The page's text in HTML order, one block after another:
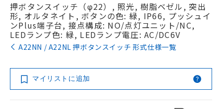
押ボタンスイッチ（φ22）, 照光, 樹脂ベゼル, 突出
形, オルタネイト, ボタンの色: 緑, IP66, プッシュイ
ンPlus端子台, 接点構成: NO/点灯ユニット/NC,
LEDランプ色: 緑, LEDランプ電圧: AC/DC6V
A22NN / A22NL 押ボタンスイッチ 形式仕様一覧
マイリストに追加